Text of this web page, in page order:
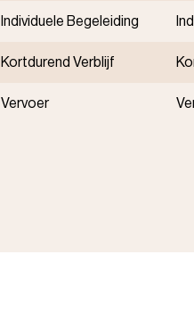
Individuele Begeleiding
Kortdurend Verblijf
Vervoer